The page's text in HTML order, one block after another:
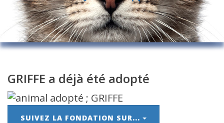
GRIFFE a déjà été adopté
SUIVEZ LA FONDATION SUR...